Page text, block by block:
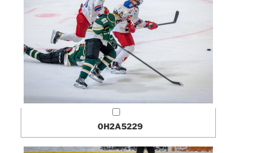
0H2A5229